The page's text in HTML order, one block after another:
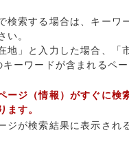
検索する場合は、キーワ
い。
」と入力した場合、「
キーワードが含まれるペ
ージ（情報）がすぐに検
ます。
ジが検索結果に表示され